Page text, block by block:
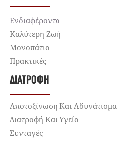
Ενδιαφέροντα
Καλύτερη Ζωή
Μονοπάτια
Πρακτικές
ΔΙΑΤΡΟΦΉ
Αποτοξίνωση Και Αδυνάτισμα
Διατροφή Και Υγεία
Συνταγές